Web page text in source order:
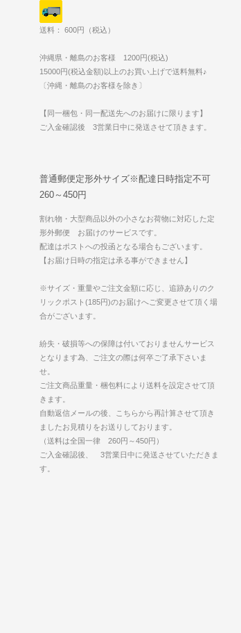
送料： 600円（税込）
沖縄県・離島のお客様 1200円(税込)
15000円(税込金額)以上のお買い上げで送料無料♪
〔沖縄・離島のお客様を除き〕
【同一梱包・同一配送先へのお届けに限ります】
ご入金確認後 3営業日中に発送させて頂きます。
普通郵便定形外サイズ※配達日時指定不可
260～450円
割れ物・大型商品以外の小さなお荷物に対応した定
形外郵便 お届けのサービスです。
配達はポストへの投函となる場合もございます。
【お届け日時の指定は承る事ができません】
※サイズ・重量やご注文金額に応じ、追跡ありのク
リックポスト(185円)のお届けへご変更させて頂く場
合がございます。
紛失・破損等への保障は付いておりませんサービス
となります為、ご注文の際は何卒ご了承下さいま
せ。
ご注文商品重量・梱包料により送料を設定させて頂
きます。
自動返信メールの後、こちらから再計算させて頂き
ましたお見積りをお送りしております。
（送料は全国一律 260円～450円）
ご入金確認後、 3営業日中に発送させていただきま
す。